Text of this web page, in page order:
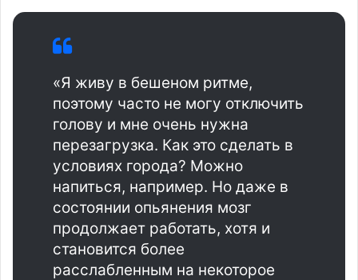
«Я живу в бешеном ритме,
поэтому часто не могу отключить
голову и мне очень нужна
перезагрузка. Как это сделать в
условиях города? Можно
напиться, например. Но даже в
состоянии опьянения мозг
продолжает работать, хотя и
становится более
расслабленным на некоторое